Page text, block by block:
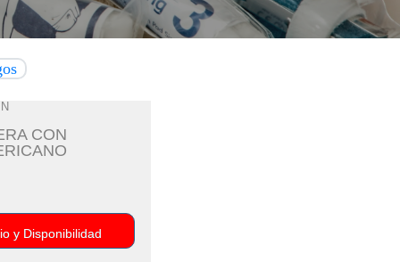
CON
y Disponibilidad